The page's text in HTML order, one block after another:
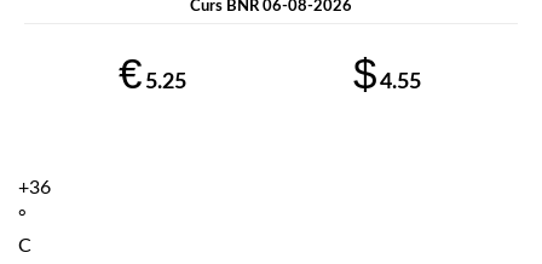
Curs BNR 06-08-2026
€ 5.25 $4.55
+36
°
C